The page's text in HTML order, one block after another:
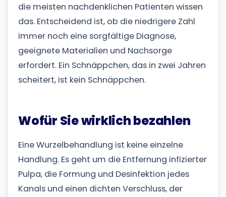
die meisten nachdenklichen Patienten wissen
das. Entscheidend ist, ob die niedrigere Zahl
immer noch eine sorgfältige Diagnose,
geeignete Materialien und Nachsorge
erfordert. Ein Schnäppchen, das in zwei Jahren
scheitert, ist kein Schnäppchen.
Wofür Sie wirklich bezahlen
Eine Wurzelbehandlung ist keine einzelne
Handlung. Es geht um die Entfernung infizierter
Pulpa, die Formung und Desinfektion jedes
Kanals und einen dichten Verschluss, der